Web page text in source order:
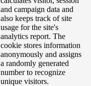
and campaign data and
also keeps track of site
usage for the site's
analytics report. The
cookie stores information
anonymously and assigns
a randomly generated
number to recognize
unique visitors.